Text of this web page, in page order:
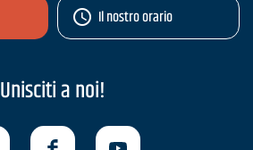
Il nostro orario
Unisciti a noi!